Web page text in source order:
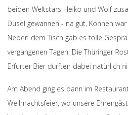
beiden Weltstars Heiko und Wolf
Dusel gewannen - na gut, Können
Neben dem Tisch gab es tolle
vergangenen Tagen. Die Thüringer
Erfurter Bier durften dabei natürlich
Am Abend ging es dann im
Weihnachtsfeier, wo unsere